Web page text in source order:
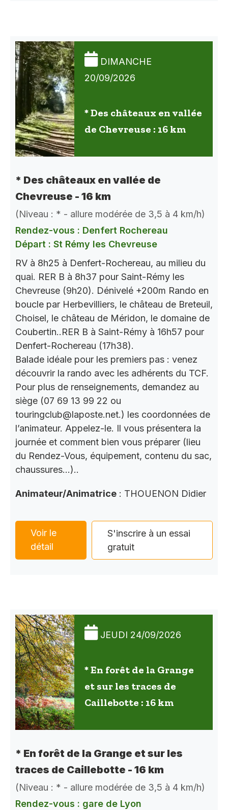
DIMANCHE
20/09/2026
* Des châteaux en vallée
de Chevreuse : 16 km
* Des châteaux en vallée de
Chevreuse - 16 km
(Niveau : * - allure modérée de 3,5 à 4 km/h)
Rendez-vous : Denfert Rochereau
Départ : St Rémy les Chevreuse
RV à 8h25 à Denfert-Rochereau, au milieu du
quai. RER B à 8h37 pour Saint-Rémy les
Chevreuse (9h20). Dénivelé +200m Rando en
boucle par Herbevilliers, le château de Breteuil,
Choisel, le château de Méridon, le domaine de
Coubertin..RER B à Saint-Rémy à 16h57 pour
Denfert-Rochereau (17h38).
Balade idéale pour les premiers pas : venez
découvrir la rando avec les adhérents du TCF.
Pour plus de renseignements, demandez au
siège (07 69 13 99 22 ou
touringclub@laposte.net.) les coordonnées de
l’animateur. Appelez-le. Il vous présentera la
journée et comment bien vous préparer (lieu
du Rendez-Vous, équipement, contenu du sac,
chaussures…)..
Animateur/Animatrice : THOUENON Didier
Voir le
détail
S'inscrire à un essai
gratuit
JEUDI 24/09/2026
* En forêt de la Grange
et sur les traces de
Caillebotte : 16 km
* En forêt de la Grange et sur les
traces de Caillebotte - 16 km
(Niveau : * - allure modérée de 3,5 à 4 km/h)
Rendez-vous : gare de Lyon